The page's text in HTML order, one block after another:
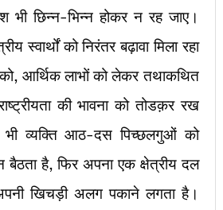
भी छिन्न-भिन्न होकर न रह जाए।
स्वार्थों को निरंतर बढ़ावा मिला रहा
आर्थिक लाभों को लेकर तथाकथित
की भावना को तोडक़र रख
व्यक्ति आठ-दस पिच्छलगुओं को
है, फिर अपना एक क्षेत्रीय दल
खिचड़ी अलग पकाने लगता है।